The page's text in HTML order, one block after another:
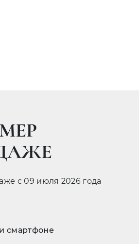
с 09 июля 2026 года
смартфоне